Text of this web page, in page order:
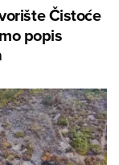
Čistoće
popis